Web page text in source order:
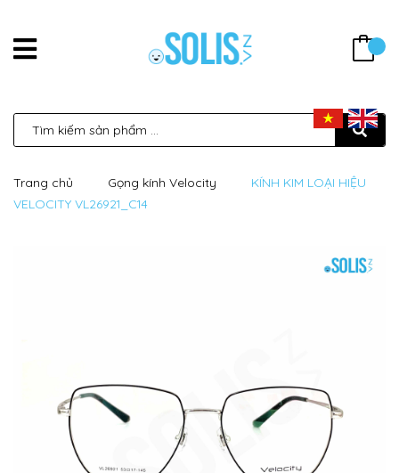
Trang chủ Gọng kính Velocity
KÍNH KIM LOẠI HIỆU
VELOCITY VL26921_C14